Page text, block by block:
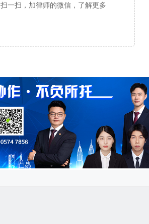
扫一扫，加律师的微信，了解更多